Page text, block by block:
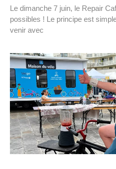
Le dimanche 7 juin, le Repair
possibles ! Le principe est
venir avec